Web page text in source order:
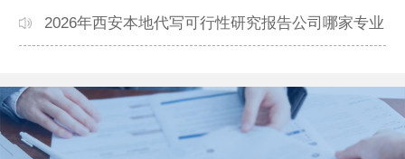
本地高口碑机构排名
2026年西安本地代写可行性研究报告公司哪家专业